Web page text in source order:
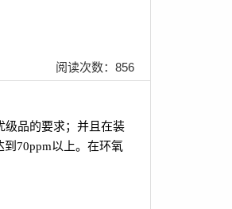
阅读次数：856
级品的要求；并且在装
70ppm以上。在环氧